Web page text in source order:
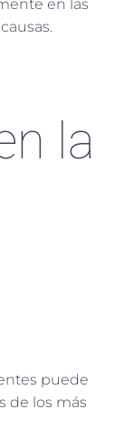
en las
la
puede
de los más